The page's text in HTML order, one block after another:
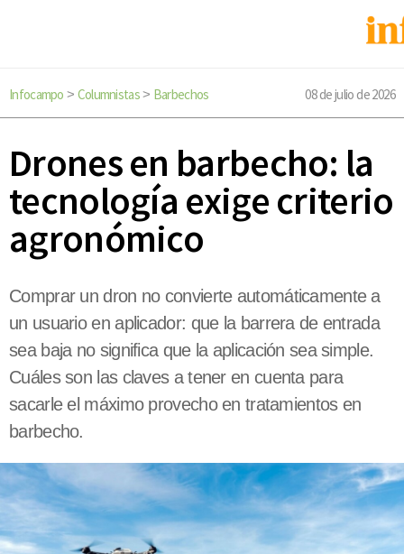
Infocampo > Columnistas> Barbechos 08 de julio de 2026
Drones en barbecho: la
tecnología exige criterio
agronómico
Comprar un dron no convierte automáticamente a
un usuario en aplicador: que la barrera de entrada
sea baja no significa que la aplicación sea simple.
Cuáles son las claves a tener en cuenta para
sacarle el máximo provecho en tratamientos en
barbecho.